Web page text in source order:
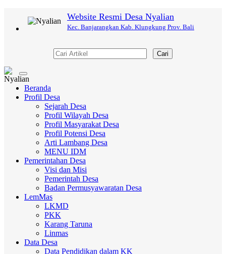
Website Resmi Desa Nyalian
Kec. Banjarangkan Kab. Klungkung Prov. Bali
Cari
Toggle
navigation
Beranda
Profil Desa
Sejarah Desa
Profil Wilayah Desa
Profil Masyarakat Desa
Profil Potensi Desa
Arti Lambang Desa
MENU IDM
Pemerintahan Desa
Visi dan Misi
Pemerintah Desa
Badan Permusyawaratan Desa
LemMas
LKMD
PKK
Karang Taruna
Linmas
Data Desa
Data Pendidikan dalam KK